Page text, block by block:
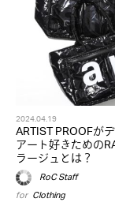
2024.04.19
ARTIST PROOFが
アート好きための
ラージュとは？
RoC Staff
for Clothing